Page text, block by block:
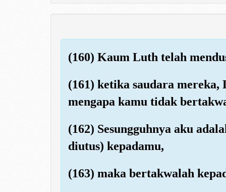
(160) Kaum Luth telah
(161) ketika saudara
mengapa kamu tidak
(162) Sesungguhnya aku
diutus) kepadamu,
(163) maka bertakwalah